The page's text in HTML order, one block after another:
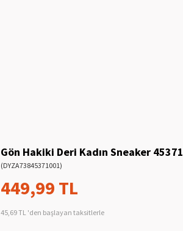
Gön Hakiki Deri Kadın Sneaker 45371
(DYZA73845371001)
449,99 TL
45,69 TL 'den başlayan taksitlerle